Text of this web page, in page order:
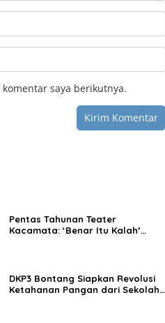
saya berikutnya.
Pentas Tahunan Teater
Kacamata: ‘Benar Itu Kalah’
DKP3 Bontang Siapkan Revolusi
Ketahanan Pangan dari Sekolah,